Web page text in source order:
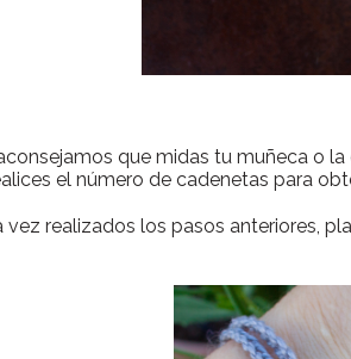
que midas tu muñeca o
el número de cadenetas para
vez realizados los pasos anteriores,